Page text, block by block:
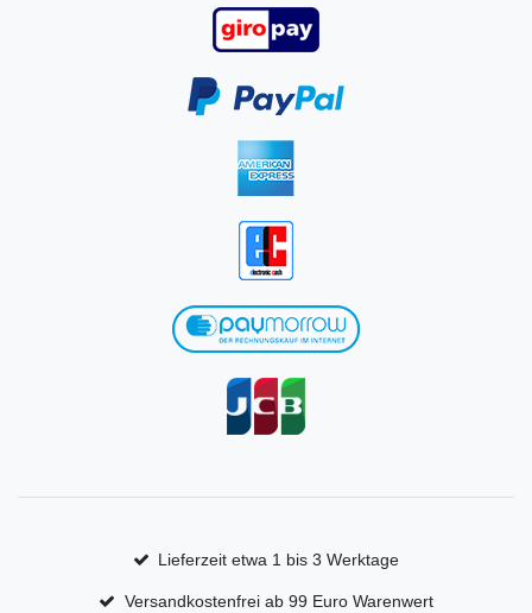
Lieferzeit etwa 1 bis 3 Werktage
Versandkostenfrei ab 99 Euro Warenwert